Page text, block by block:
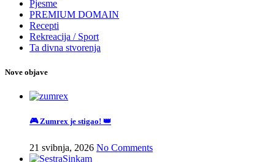
Pjesme
PREMIUM DOMAIN
Recepti
Rekreacija / Sport
Ta divna stvorenja
Nove objave
🎮 Zumrex je stigao! 👑
21 svibnja, 2026 No Comments